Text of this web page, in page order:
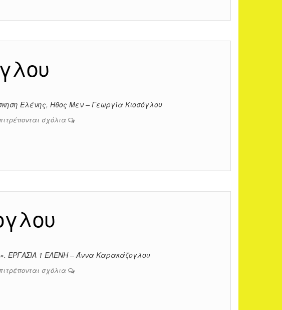
Ελένης, Ηθος Μεν – Γεωργία Κιοσόγλου
σχόλια
ΕΡΓΑΣΙΑ 1 ΕΛΕΝΗ – Άννα Καρακάζογλου
σχόλια